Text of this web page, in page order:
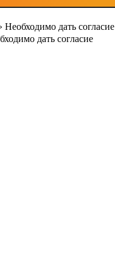
Необходимо дать согласие
дать согласие